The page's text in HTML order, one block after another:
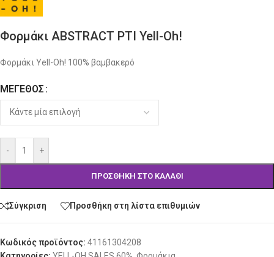
Φορμάκι ABSTRACT PTI Yell-Oh!
Φορμάκι Yell-Oh! 100% βαμβακερό
ΜΈΓΕΘΟΣ
- +
ΠΡΟΣΘΉΚΗ ΣΤΟ ΚΑΛΆΘΙ
Alternative:
Σύγκριση Προσθήκη στη λίστα επιθυμιών
Κωδικός προϊόντος: 41161304208